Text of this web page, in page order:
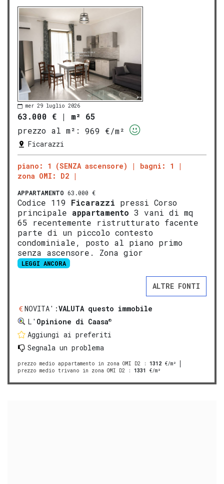
mer 29 luglio 2026
63.000 € | m² 65
prezzo al m²:
969 €/m²
Ficarazzi
piano: 1 (SENZA ascensore)
bagni: 1
zona OMI: D2
APPARTAMENTO 63.000 €
Codice 119 Ficarazzi pressi Corso
principale appartamento 3 vani di mq
65 recentemente ristrutturato facente
parte di un piccolo contesto
condominiale, posto al piano primo
senza ascensore. Zona gior
LEGGI ANCORA
ALTRE FONTI
NOVITA':VALUTA questo immobile
L' Opinione di Caasa®
Aggiungi ai preferiti
Segnala un problema
prezzo medio appartamento in zona OMI D2 : 1312 €/m²
prezzo medio trivano in zona OMI D2 : 1331 €/m²